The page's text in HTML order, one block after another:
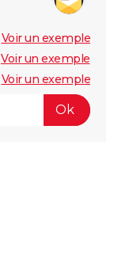
Voir un exemple
Voir un exemple
Voir un exemple